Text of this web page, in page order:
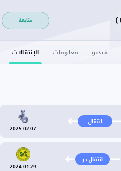
متابعة
فيديو معلومات الإنتقالات
انتقال
2025-02-07
انتقال حر
2024-01-29